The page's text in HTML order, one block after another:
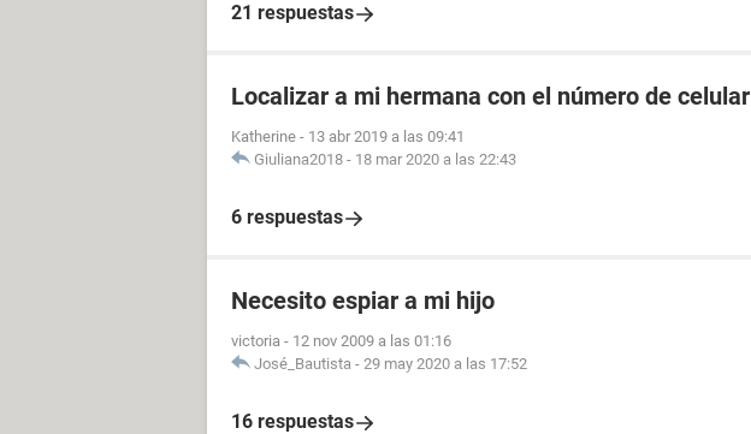
21 respuestas
Localizar a mi hermana con el número de celular
Katherine - 13 abr 2019 a las 09:41
Giuliana2018 - 18 mar 2020 a las 22:43
6 respuestas
Necesito espiar a mi hijo
victoria - 12 nov 2009 a las 01:16
José_Bautista - 29 may 2020 a las 17:52
16 respuestas